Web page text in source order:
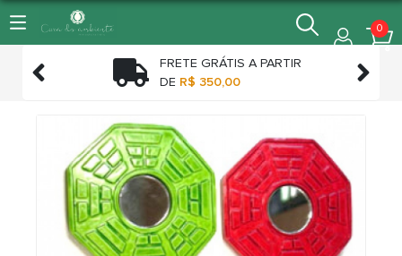
0

FRETE GRÁTIS A PARTIR
DE R$ 350,00 